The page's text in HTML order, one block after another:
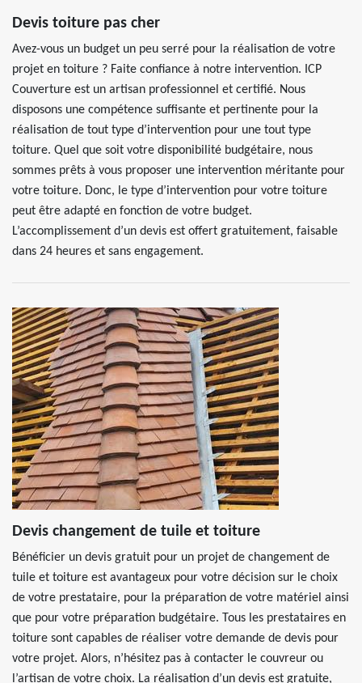
Devis toiture pas cher
Avez-vous un budget un peu serré pour la réalisation de votre
projet en toiture ? Faite confiance à notre intervention. ICP
Couverture est un artisan professionnel et certifié. Nous
disposons une compétence suffisante et pertinente pour la
réalisation de tout type d’intervention pour une tout type
toiture. Quel que soit votre disponibilité budgétaire, nous
sommes prêts à vous proposer une intervention méritante pour
votre toiture. Donc, le type d’intervention pour votre toiture
peut être adapté en fonction de votre budget.
L’accomplissement d’un devis est offert gratuitement, faisable
dans 24 heures et sans engagement.
Devis changement de tuile et toiture
Bénéficier un devis gratuit pour un projet de changement de
tuile et toiture est avantageux pour votre décision sur le choix
de votre prestataire, pour la préparation de votre matériel ainsi
que pour votre préparation budgétaire. Tous les prestataires en
toiture sont capables de réaliser votre demande de devis pour
votre projet. Alors, n’hésitez pas à contacter le couvreur ou
l’artisan de votre choix. La réalisation d’un devis est gratuite,